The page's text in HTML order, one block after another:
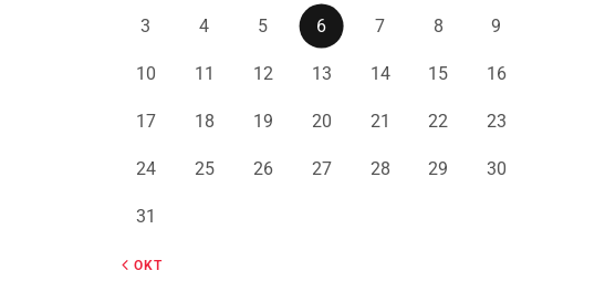
3 4 5 6 7 8 9
10 11 12 13 14 15 16
17 18 19 20 21 22 23
24 25 26 27 28 29 30
31
« OKT